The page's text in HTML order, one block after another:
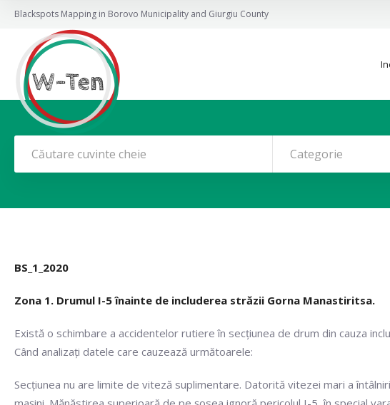
Blackspots Mapping in Borovo Municipality and Giurgiu County
Categorie
BS_1_2020
Zona 1. Drumul I-5 înainte de includerea străzii Gorna Manastiritsa.
Există o schimbare a accidentelor rutiere în secțiunea de drum din cauza
Când analizați datele care cauzează următoarele:
Secțiunea nu are limite de viteză suplimentare. Datorită vitezei mari a